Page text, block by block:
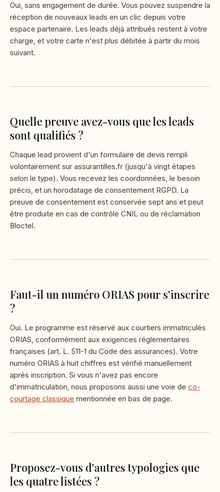
Oui, sans engagement de durée. Vous pouvez suspendre la
réception de nouveaux leads en un clic depuis votre
espace partenaire. Les leads déjà attribués restent à votre
charge, et votre carte n'est plus débitée à partir du mois
suivant.
Quelle preuve avez-vous que les leads
sont qualifiés ?
Chaque lead provient d'un formulaire de devis rempli
volontairement sur assurantilles.fr (jusqu'à vingt étapes
selon le type). Vous recevez les coordonnées, le besoin
précis, et un horodatage de consentement RGPD. La
preuve de consentement est conservée sept ans et peut
être produite en cas de contrôle CNIL ou de réclamation
Bloctel.
Faut-il un numéro ORIAS pour s'inscrire
?
Oui. Le programme est réservé aux courtiers immatriculés
ORIAS, conformément aux exigences réglementaires
françaises (art. L. 511-1 du Code des assurances). Votre
numéro ORIAS à huit chiffres est vérifié manuellement
après inscription. Si vous n'avez pas encore
d'immatriculation, nous proposons aussi une voie de co-
courtage classique mentionnée en bas de page.
Proposez-vous d'autres typologies que
les quatre listées ?